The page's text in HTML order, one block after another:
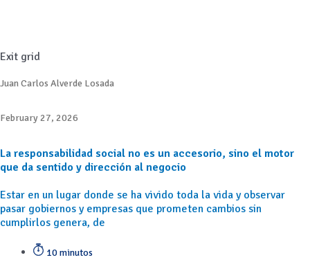
Exit grid
Juan Carlos Alverde Losada
February 27, 2026
La responsabilidad social no es un accesorio, sino el motor
que da sentido y dirección al negocio
Estar en un lugar donde se ha vivido toda la vida y observar
pasar gobiernos y empresas que prometen cambios sin
cumplirlos genera, de
10 minutos